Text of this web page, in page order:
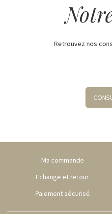
Retrouvez nos
Ma commande
Echange et retour
Paiement sécurisé